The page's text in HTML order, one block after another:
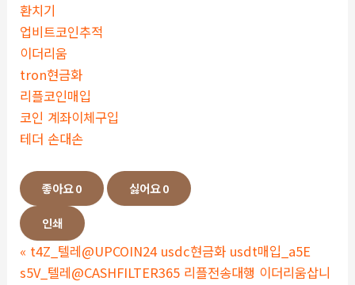
환치기
업비트코인추적
이더리움
tron현금화
리플코인매입
코인 계좌이체구입
테더 손대손
좋아요0 싫어요0
인쇄
« t4Z_텔레@UPCOIN24 usdc현금화 usdt매입_a5E
s5V_텔레@CASHFILTER365 리플전송대행 이더리움삽니